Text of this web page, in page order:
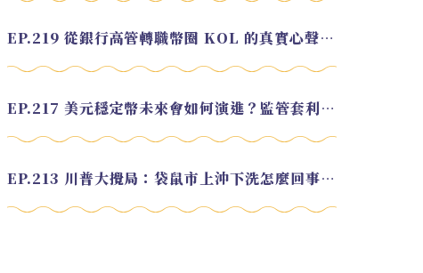
EP.219 從銀行高管轉職幣圈 KOL 的真實心聲 feat.龜大
EP.217 美元穩定幣未來會如何演進？監管套利終將收斂？feat. 研究員 余哲安
EP.213 川普大攪局：袋鼠市上沖下洗怎麼回事？feat. Alvin